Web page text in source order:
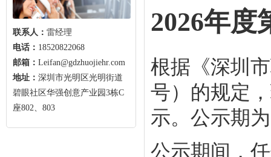
联系人： 雷经理
电话： 18520822068
邮箱： Leifan@gdzhuojiehr.com
地址： 深圳市光明区光明街道
碧眼社区华强创意产业园3栋C
座802、803
2026年度
根据《深圳
号）的规定
示。公示期
公示期间，